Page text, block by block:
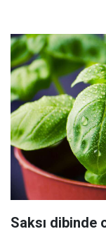
Saksı dibinde